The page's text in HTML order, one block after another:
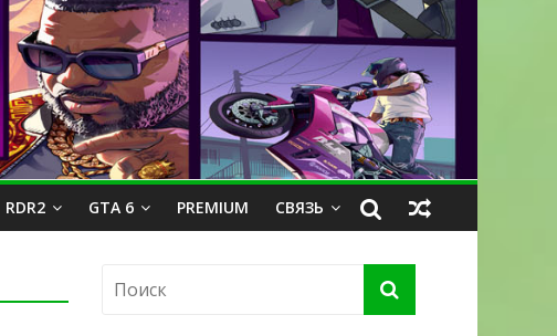
RDR2 GTA 6 PREMIUM СВЯЗЬ